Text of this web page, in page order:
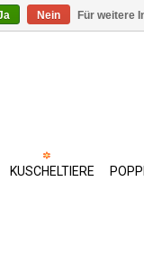
KUSCHELTIERE
Nein Für weitere